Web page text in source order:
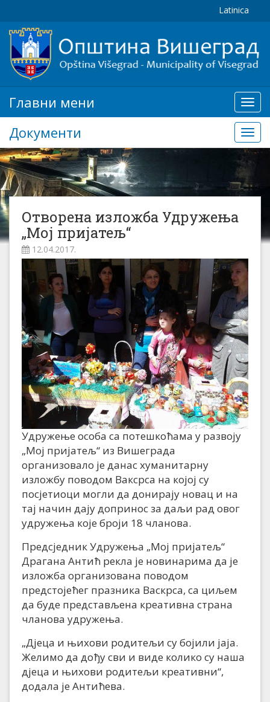
Latinica
мени
Главни мени
Документи
Отворена изложба Удружења
„Мој пријатељ“
12.04.2017.
Удружење особа са потешкоћама у развоју
„Мој пријатељ“ из Вишеграда
организовало је данас хуманитарну
изложбу поводом Ваксрса на којој су
посјетиоци могли да донирају новац и на
тај начин дају допринос за даљи рад овог
удружења које броји 18 чланова.
Предсједник Удружења „Мој пријатељ“
Драгана Антић рекла је новинарима да је
изложба организована поводом
предстојећег празника Васкрса, са циљем
да буде представљена креативна страна
чланова удружења.
„Дјеца и њихови родитељи су бојили јаја.
Желимо да дођу сви и виде колико су наша
дјеца и њихови родитељи креативни“,
додала је Антићева.